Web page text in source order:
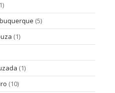
(5)
(1)
(1)
(10)